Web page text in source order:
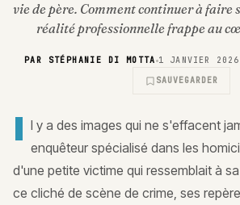
vie de père. Comment continuer à faire
réalité professionnelle frappe au
PAR STÉPHANIE DI MOTTA 1 JANVIER 2026
SAUVEGARDER
I l y a des images qui ne s'effacent
enquêteur spécialisé dans les
d'une petite victime qui ressemblait à
ce cliché de scène de crime, ses